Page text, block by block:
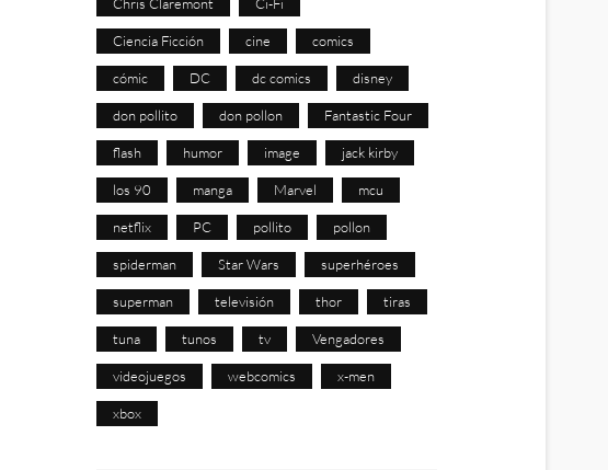
Ciencia Ficción cine comics
cómic DC dc comics disney
don pollito don pollon Fantastic Four
flash humor image jack kirby
los 90 manga Marvel mcu
netflix PC pollito pollon
spiderman Star Wars superhéroes
superman televisión thor tiras
tuna tunos tv Vengadores
videojuegos webcomics x-men
xbox